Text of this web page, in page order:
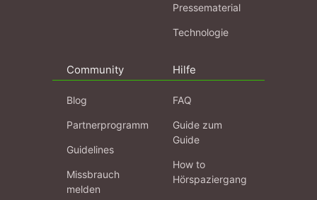
Pressematerial
Technologie
Community
Blog
Partnerprogramm
Guidelines
Missbrauch
melden
Hilfe
FAQ
Guide zum
Guide
How to
Hörspaziergang